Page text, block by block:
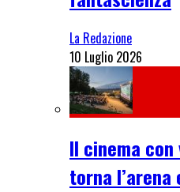
La Redazione
10 Luglio 2026
Il cinema
torna